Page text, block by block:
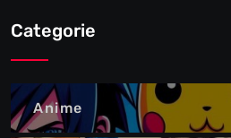
Categorie
Anime